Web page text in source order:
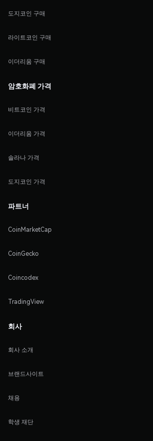
도지코인 구매
라이트코인 구매
이더리움 구매
암호화폐 가격
비트코인 가격
이더리움 가격
솔라나 가격
도지코인 가격
파트너
CoinMarketCap
CoinGecko
Coincodex
TradingView
회사
회사 소개
브랜드사이트
채용
학생 재단